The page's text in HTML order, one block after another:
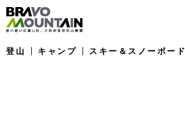
登山 キャンプ スキー＆スノーボード